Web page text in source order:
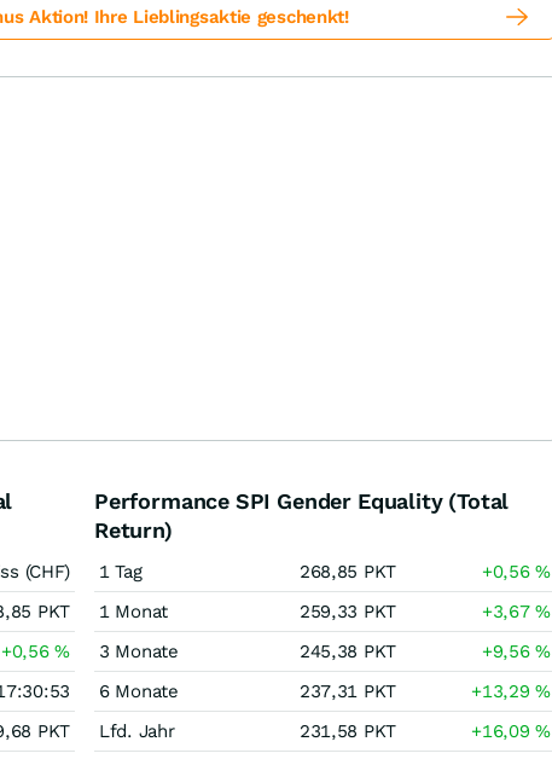
Aktion! Ihre Lieblingsaktie geschenkt!
(CHF)
PKT
+0,56%
PKT
Performance SPI Gender Equality (Total
Return)
1 Tag 268,85 PKT +0,56%
1 Monat
259,33 PKT +3,67%
3 Monate
245,38 PKT +9,56%
6 Monate
237,31 PKT +13,29%
Lfd. Jahr
231,58 PKT +16,09%